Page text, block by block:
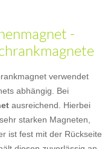
-
verwendet
abhängig. Bei
ausreichend. Hierbei
starken Magneten,
ist fest mit der Rückseite